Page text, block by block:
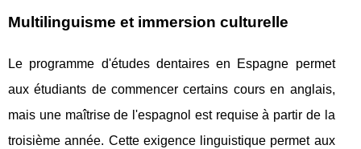
Multilinguisme et immersion culturelle
Le programme d'études dentaires en Espagne permet
aux étudiants de commencer certains cours en anglais,
mais une maîtrise de l'espagnol est requise à partir de la
troisième année. Cette exigence linguistique permet aux